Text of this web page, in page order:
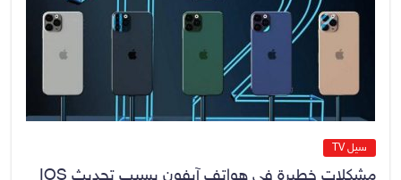
الدخيل يتابع ميدانياً سير العمل في
المشاريع الاستراتيجية بالموصل
ويشدد على ضرورة إنجازها
سيل TV
مشكلات خطيرة فى هواتف آيفون بسبب تحديث IOS